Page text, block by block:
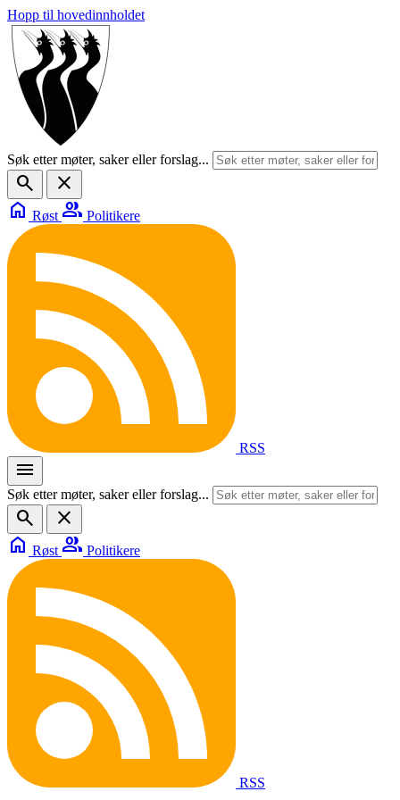
Hopp til hovedinnholdet
Søk etter møter, saker eller forslag...
search
close
home Røst group Politikere
RSS
menu
Søk etter møter, saker eller forslag...
search
close
home Røst group Politikere
RSS